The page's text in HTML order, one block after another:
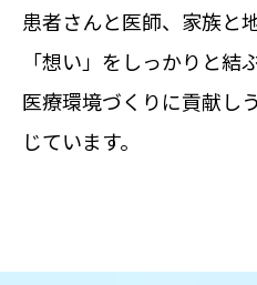
患者さんと医師、家族と
「想い」をしっかりと結
医療環境づくりに貢献し
じています。